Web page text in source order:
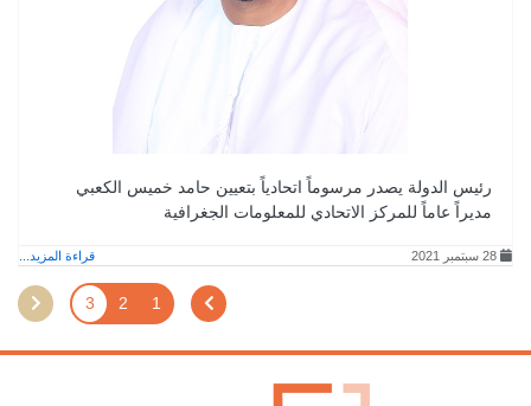
رئيس الدولة يصدر مرسوماً اتحادياً بتعيين حامد خميس الكعبي
مديراً عاماً للمركز الاتحادي للمعلومات الجغرافية
قراءة المزيد...
1
2
3